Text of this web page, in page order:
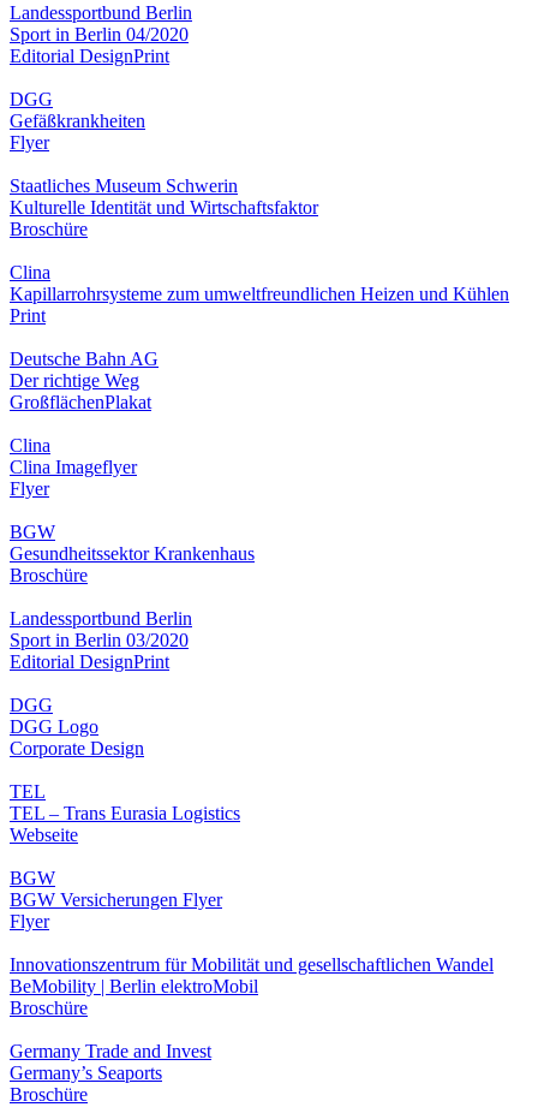
Landessportbund Berlin
Sport in Berlin 04/2020
Editorial DesignPrint
DGG
Gefäßkrankheiten
Flyer
Staatliches Museum Schwerin
Kulturelle Identität und Wirtschaftsfaktor
Broschüre
Clina
Kapillarrohrsysteme zum umweltfreundlichen Heizen und Kühlen
Print
Deutsche Bahn AG
Der richtige Weg
GroßflächenPlakat
Clina
Clina Imageflyer
Flyer
BGW
Gesundheitssektor Krankenhaus
Broschüre
Landessportbund Berlin
Sport in Berlin 03/2020
Editorial DesignPrint
DGG
DGG Logo
Corporate Design
TEL
TEL – Trans Eurasia Logistics
Webseite
BGW
BGW Versicherungen Flyer
Flyer
Innovationszentrum für Mobilität und gesellschaftlichen Wandel
BeMobility | Berlin elektroMobil
Broschüre
Germany Trade and Invest
Germany’s Seaports
Broschüre